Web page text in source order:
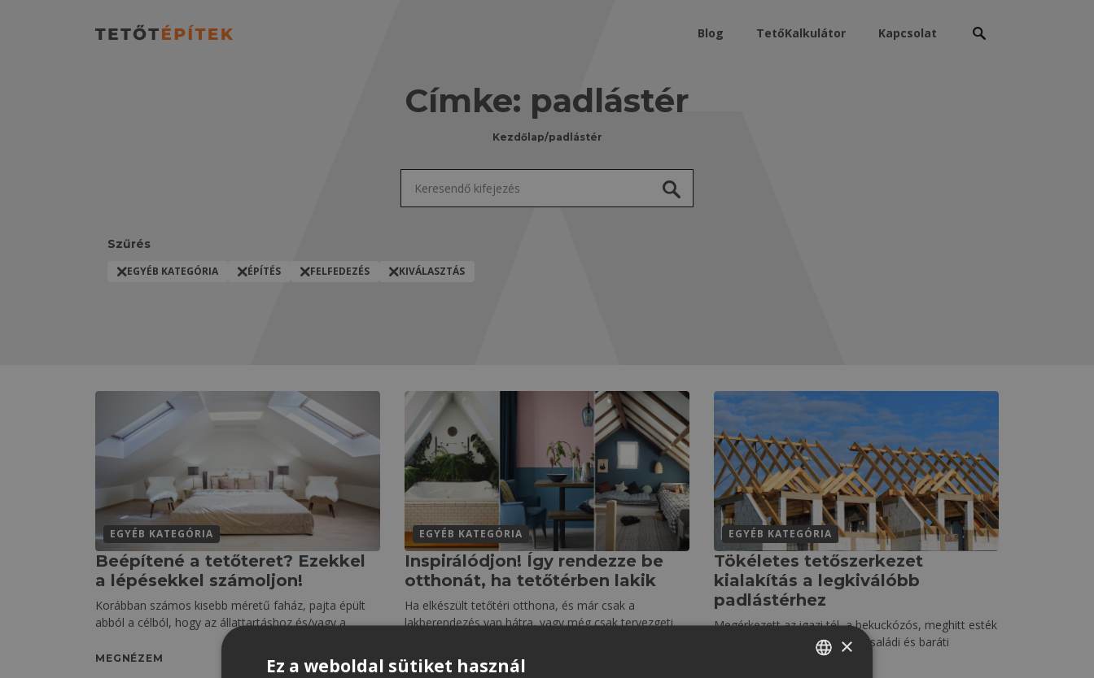
Blog TetőKalkulátor Kapcsolat Keresés:
Címke: padlástér
Kezdőlap/padlástér
Szűrés
EGYÉB KATEGÓRIA ÉPÍTÉS FELFEDEZÉS KIVÁLASZTÁS
EGYÉB KATEGÓRIA
Beépítené a tetőteret? Ezekkel
a lépésekkel számoljon!
Korábban számos kisebb méretű faház, pajta épült
abból a célból, hogy az állattartáshoz és/vagy a
MEGNÉZEM
EGYÉB KATEGÓRIA
Inspirálódjon! Így rendezze be
otthonát, ha tetőtérben lakik
Ha elkészült tetőtéri otthona, és már csak a
lakberendezés van hátra, vagy még csak tervezgeti
MEGNÉZEM
EGYÉB KATEGÓRIA
Tökéletes tetőszerkezet
kialakítás a legkiválóbb
padlástérhez
Megérkezett az igazi tél, a bekuckózós, meghitt esték
ideje. Az olvasás, filmnézés, családi és baráti
×
Ez a weboldal sütiket használ